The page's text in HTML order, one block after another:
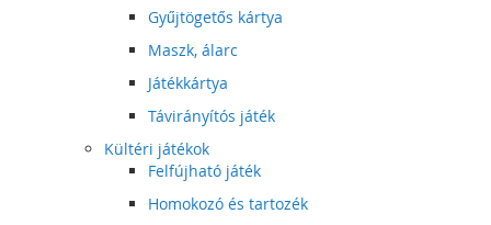
Gyűjtögetős kártya
Maszk, álarc
Játékkártya
Távirányítós játék
Kültéri játékok
Felfújható játék
Homokozó és tartozék